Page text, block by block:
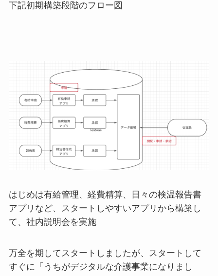
下記初期構築段階のフロー図
はじめは有給管理、経費精算、日々の検温報告書
アプリなど、スタートしやすいアプリから構築し
て、社内説明会を実施
万全を期してスタートしましたが、スタートして
すぐに「うちがデジタルな介護事業になりまし